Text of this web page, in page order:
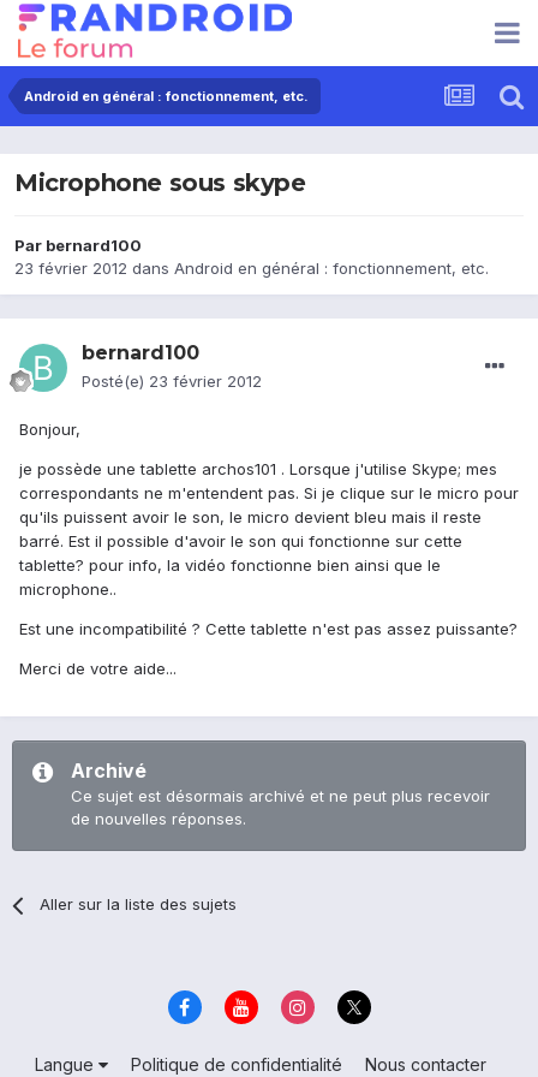
Android en général : fonctionnement, etc.
Microphone sous skype
Par bernard100
23 février 2012 dans Android en général : fonctionnement, etc.
bernard100
Posté(e) 23 février 2012
Bonjour,
je possède une tablette archos101 . Lorsque j'utilise Skype; mes
correspondants ne m'entendent pas. Si je clique sur le micro pour
qu'ils puissent avoir le son, le micro devient bleu mais il reste
barré. Est il possible d'avoir le son qui fonctionne sur cette
tablette? pour info, la vidéo fonctionne bien ainsi que le
microphone..
Est une incompatibilité ? Cette tablette n'est pas assez puissante?
Merci de votre aide...
Archivé
Ce sujet est désormais archivé et ne peut plus recevoir
de nouvelles réponses.
Aller sur la liste des sujets
Langue Politique de confidentialité Nous contacter